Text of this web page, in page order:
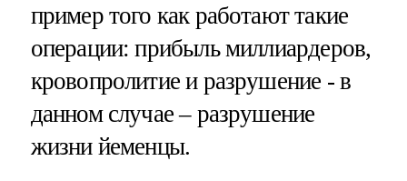
пример того как работают такие
операции: прибыль миллиардеров,
кровопролитие и разрушение - в
данном случае – разрушение
жизни йеменцы.